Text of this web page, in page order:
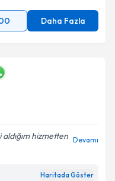
Daha Fazla
hizmetten Devamı
Haritada Göster